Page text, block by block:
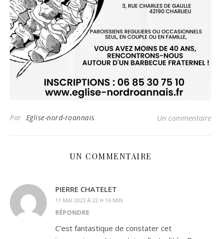
Par Eglise-nord-roannais Un commentaire
UN COMMENTAIRE
PIERRE CHATELET
11 MAI 2023 À 22 H 16 MIN
RÉPONDRE
C’est fantastique de constater cet